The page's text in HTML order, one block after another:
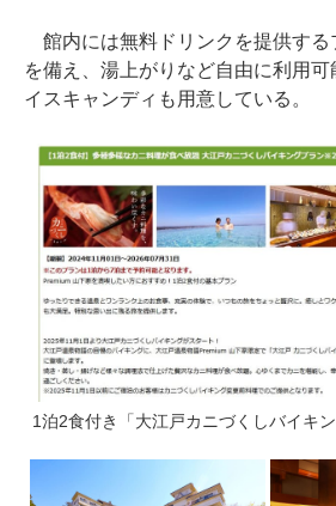
館内には無料ドリンクを提供する
を備え、湯上がりなど自由に利用
イスキャンディも用意している。
1泊2食付き「大江戸カニづくしバイキン